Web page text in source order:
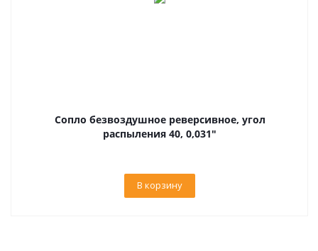
Сопло безвоздушное реверсивное, угол
распыления 40, 0,031"
В корзину